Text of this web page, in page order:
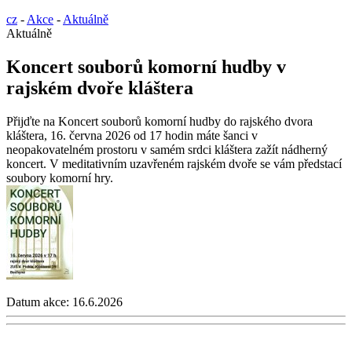
cz - Akce - Aktuálně
Aktuálně
Koncert souborů komorní hudby v
rajském dvoře kláštera
Přijďte na Koncert souborů komorní hudby do rajského dvora
kláštera, 16. června 2026 od 17 hodin máte šanci v
neopakovatelném prostoru v samém srdci kláštera zažít nádherný
koncert. V meditativním uzavřeném rajském dvoře se vám předstací
soubory komorní hry.
Datum akce: 16.6.2026